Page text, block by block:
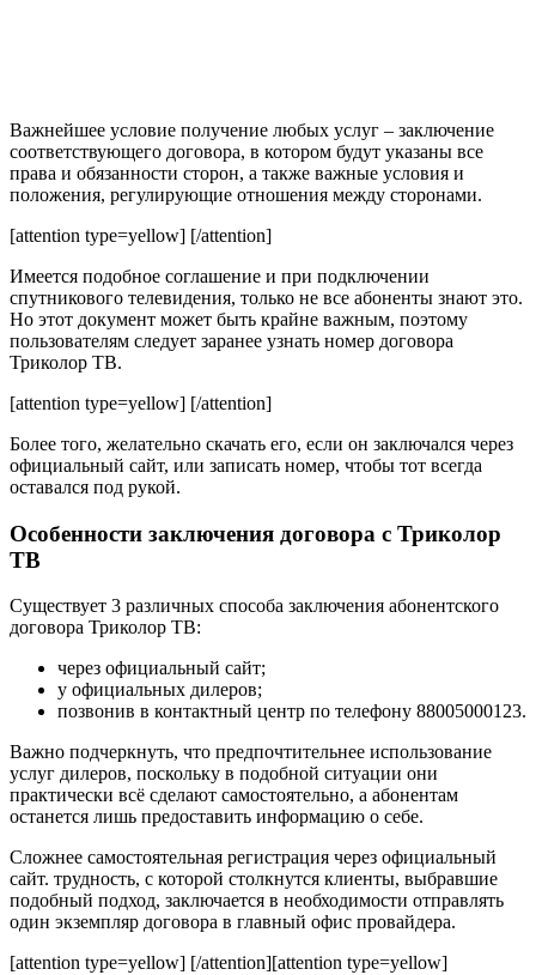
Важнейшее условие получение любых услуг – заключение
соответствующего договора, в котором будут указаны все
права и обязанности сторон, а также важные условия и
положения, регулирующие отношения между сторонами.
[attention type=yellow] [/attention]
Имеется подобное соглашение и при подключении
спутникового телевидения, только не все абоненты знают это.
Но этот документ может быть крайне важным, поэтому
пользователям следует заранее узнать номер договора
Триколор ТВ.
[attention type=yellow] [/attention]
Более того, желательно скачать его, если он заключался через
официальный сайт, или записать номер, чтобы тот всегда
оставался под рукой.
Особенности заключения договора с Триколор
ТВ
Существует 3 различных способа заключения абонентского
договора Триколор ТВ:
через официальный сайт;
у официальных дилеров;
позвонив в контактный центр по телефону 88005000123.
Важно подчеркнуть, что предпочтительнее использование
услуг дилеров, поскольку в подобной ситуации они
практически всё сделают самостоятельно, а абонентам
останется лишь предоставить информацию о себе.
Сложнее самостоятельная регистрация через официальный
сайт. трудность, с которой столкнутся клиенты, выбравшие
подобный подход, заключается в необходимости отправлять
один экземпляр договора в главный офис провайдера.
[attention type=yellow] [/attention][attention type=yellow]